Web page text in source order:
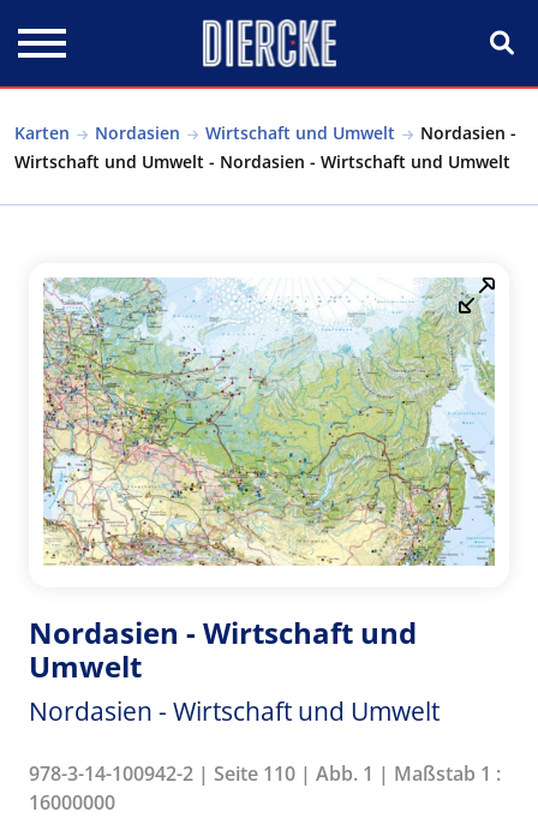
Karten Nordasien Wirtschaft und Umwelt
Nordasien -
Wirtschaft und Umwelt - Nordasien - Wirtschaft und Umwelt
Nordasien - Wirtschaft und
Umwelt
Nordasien - Wirtschaft und Umwelt
978-3-14-100942-2 | Seite 110 | Abb. 1 | Maßstab 1 :
16000000